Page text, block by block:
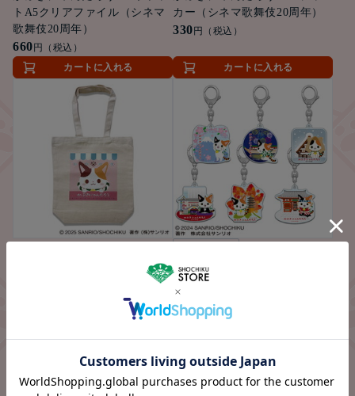
トA5クリアファイル（シネマ
歌舞伎20周年）
660 円（税込）
カートに入れる
カー（シネマ歌舞伎20周年）
330 円（税込）
カートに入れる
かぶきにゃんたろう トレーデ
ィングアクリルキーホルダー
（日本の四季シリーズ）全6種
850円（税込）